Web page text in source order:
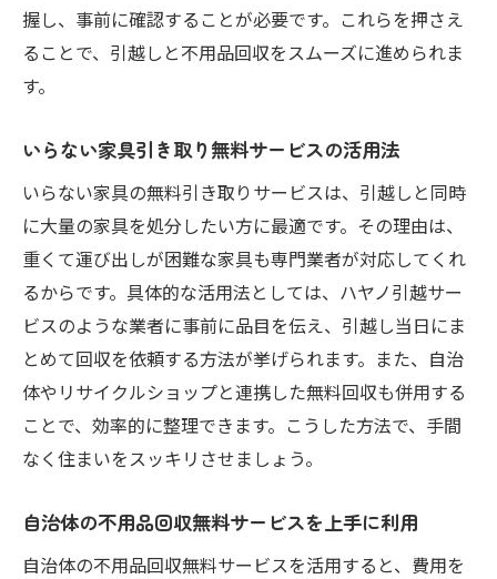
握し、事前に確認することが必要です。これらを押さえ
ることで、引越しと不用品回収をスムーズに進められま
す。
いらない家具引き取り無料サービスの活用法
いらない家具の無料引き取りサービスは、引越しと同時
に大量の家具を処分したい方に最適です。その理由は、
重くて運び出しが困難な家具も専門業者が対応してくれ
るからです。具体的な活用法としては、ハヤノ引越サー
ビスのような業者に事前に品目を伝え、引越し当日にま
とめて回収を依頼する方法が挙げられます。また、自治
体やリサイクルショップと連携した無料回収も併用する
ことで、効率的に整理できます。こうした方法で、手間
なく住まいをスッキリさせましょう。
自治体の不用品回収無料サービスを上手に利用
自治体の不用品回収無料サービスを活用すると、費用を